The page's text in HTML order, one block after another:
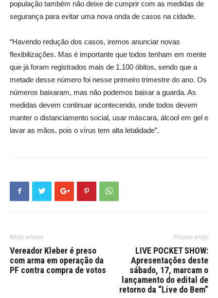
população também não deixe de cumprir com as medidas de
segurança para evitar uma nova onda de casos na cidade.
“Havendo redução dos casos, iremos anunciar novas
flexibilizações. Mas é importante que todos tenham em mente
que já foram registrados mais de 1.100 óbitos, sendo que a
metade desse número foi nesse primeiro trimestre do ano. Os
números baixaram, mas não podemos baixar a guarda. As
medidas devem continuar acontecendo, onde todos devem
manter o distanciamento social, usar máscara, álcool em gel e
lavar as mãos, pois o vírus tem alta letalidade”.
Artigo anterior
Vereador Kleber é preso
com arma em operação da
PF contra compra de votos
Próximo artigo
LIVE POCKET SHOW:
Apresentações deste
sábado, 17, marcam o
lançamento do edital de
retorno da “Live do Bem”